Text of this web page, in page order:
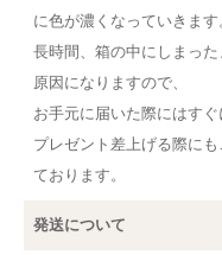
に色が濃くなっていきます
長時間、箱の中にしまっ
原因になりますので、
お手元に届いた際にはすぐ
プレゼント差上げる際に
ております。
発送について